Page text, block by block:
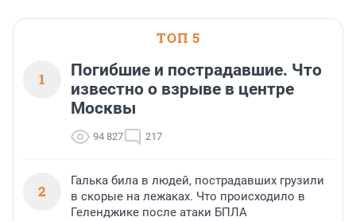
ТОП 5
1
Погибшие и пострадавшие. Что
известно о взрыве в центре
Москвы
94 827 217
2
Галька била в людей, пострадавших грузили
в скорые на лежаках. Что происходило в
Геленджике после атаки БПЛА